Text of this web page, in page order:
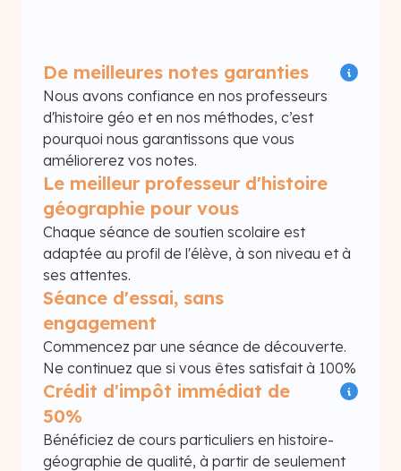
De meilleures notes garanties
Nous avons confiance en nos professeurs
d'histoire géo et en nos méthodes, c’est
pourquoi nous garantissons que vous
améliorerez vos notes.
Le meilleur professeur d'histoire
géographie pour vous
Chaque séance de soutien scolaire est
adaptée au profil de l'élève, à son niveau et à
ses attentes.
Séance d'essai, sans
engagement
Commencez par une séance de découverte.
Ne continuez que si vous êtes satisfait à 100%
Crédit d'impôt immédiat de
50%
Bénéficiez de cours particuliers en histoire-
géographie de qualité, à partir de seulement